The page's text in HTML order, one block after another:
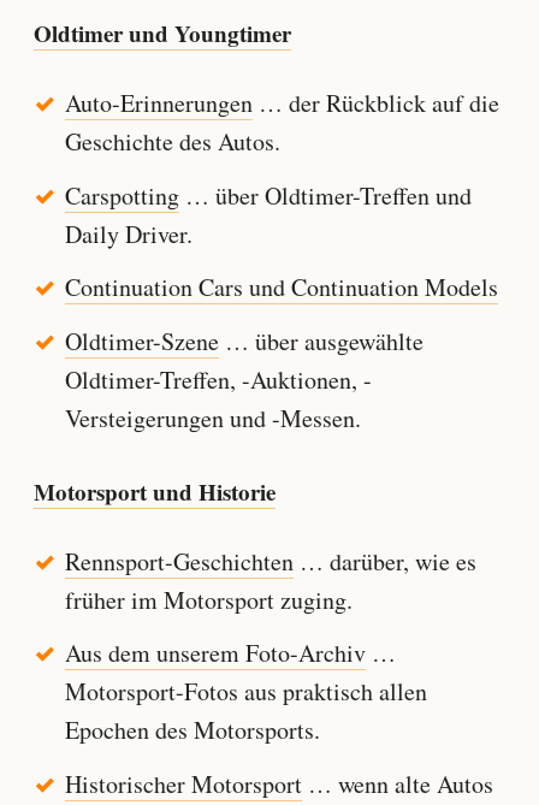
Oldtimer und Youngtimer
Auto-Erinnerungen… der Rückblick auf die
Geschichte des Autos.
Carspotting… über Oldtimer-Treffen und
Daily Driver.
Continuation Cars und Continuation Models
Oldtimer-Szene… über ausgewählte
Oldtimer-Treffen, -Auktionen, -
Versteigerungen und -Messen.
Motorsport und Historie
Rennsport-Geschichten… darüber, wie es
früher im Motorsport zuging.
Aus dem unserem Foto-Archiv…
Motorsport-Fotos aus praktisch allen
Epochen des Motorsports.
Historischer Motorsport… wenn alte Autos